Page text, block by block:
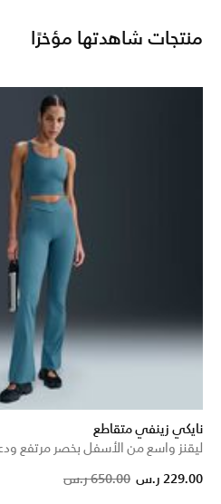
منتجات شاهدتها مؤخرًا
نايكي زينفي متقاطع
ليقنز واسع من الأسفل بخصر مرتفع
Price reduced from
650.00 ر.سto 229.00 ر.س